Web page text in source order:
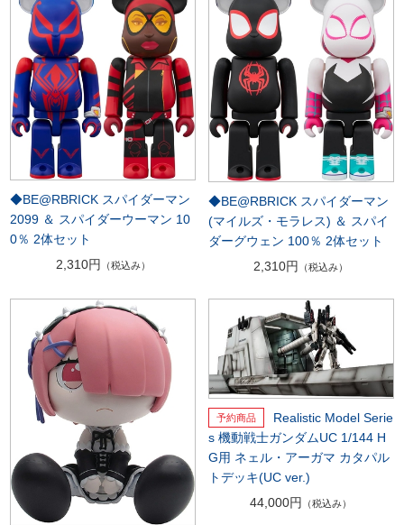
◆BE@RBRICK スパイダーマン
2099 ＆ スパイダーウーマン 10
0％ 2体セット
2,310円
（税込み）
◆BE@RBRICK スパイダーマン
(マイルズ・モラレス) ＆ スパイ
ダーグウェン 100％ 2体セット
2,310円
（税込み）
Realistic Model Serie
s 機動戦士ガンダムUC 1/144 H
G用 ネェル・アーガマ カタパル
トデッキ(UC ver.)
44,000円
（税込み）